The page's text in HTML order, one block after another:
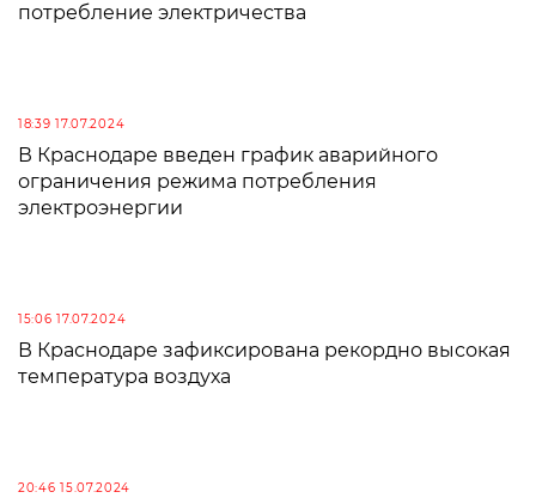
потребление электричества
18:39 17.07.2024
В Краснодаре введен график аварийного
ограничения режима потребления
электроэнергии
15:06 17.07.2024
В Краснодаре зафиксирована рекордно высокая
температура воздуха
20:46 15.07.2024